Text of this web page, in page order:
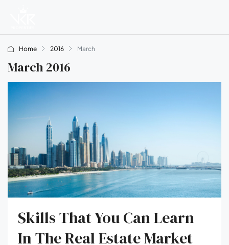
Home 2016 March
March 2016
Skills That You Can Learn
In The Real Estate Market